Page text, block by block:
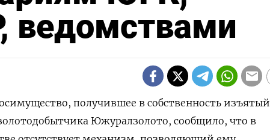
ведомствами
получившее в собственность изъятый
Южуралзолото, сообщило, что в